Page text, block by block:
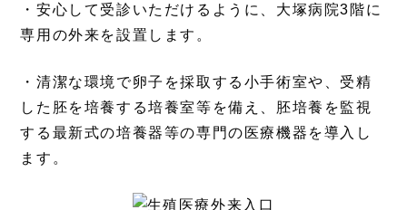
・安心して受診いただけるように、大塚病院3階に
専用の外来を設置します。
・清潔な環境で卵子を採取する小手術室や、受精
した胚を培養する培養室等を備え、胚培養を監視
する最新式の培養器等の専門の医療機器を導入し
ます。